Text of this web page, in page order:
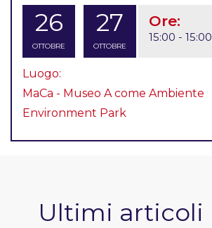
26
OTTOBRE
27
OTTOBRE
Ore:
15:00 - 15:00
Luogo:
MaCa - Museo A come Ambiente
Environment Park
Ultimi articoli